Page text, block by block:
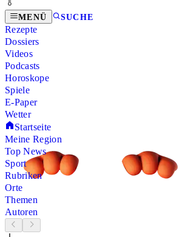
MENÜ SUCHE
Rezepte
Dossiers
Videos
Podcasts
Horoskope
Spiele
E-Paper
Wetter
Startseite
Meine Region
Top News
Sport
Rubriken
Orte
Themen
Autoren